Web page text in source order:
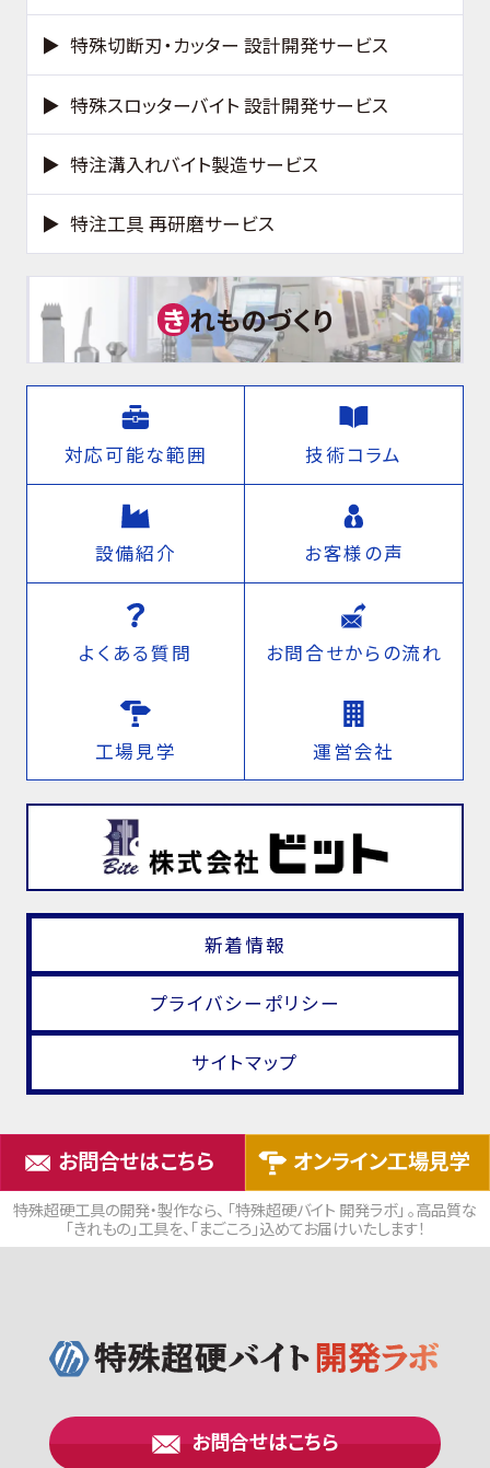
特殊切断刃・カッター 設計開発サービス
特殊スロッターバイト 設計開発サービス
特注溝入れバイト製造サービス
特注工具 再研磨サービス
きれものづくり
対応可能な範囲 技術コラム
設備紹介 お客様の声
よくある質問 お問合せからの流れ
工場見学 運営会社
新着情報
プライバシーポリシー
サイトマップ
お問合せはこちら オンライン工場見学
特殊超硬工具の開発・製作なら、 「特殊超硬バイト 開発ラボ」 。高品質な
「きれもの」工具を、「まごころ」込めてお届けいたします！
お問合せはこちら